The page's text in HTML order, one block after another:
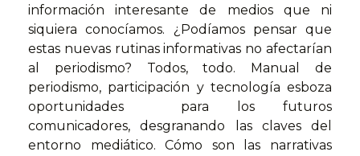
información interesante de medios que ni
siquiera conocíamos. ¿Podíamos pensar que
estas nuevas rutinas informativas no afectarían
al periodismo? Todos, todo. Manual de
periodismo, participación y tecnología esboza
oportunidades para los futuros
comunicadores, desgranando las claves del
entorno mediático. Cómo son las narrativas